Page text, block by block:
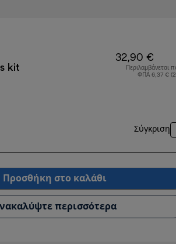
kit
32,90 €
Περιλαμβάνεται
ΦΠΑ 6,37 €
Σύγκριση
Προσθήκη στο καλάθι
περισσότερα